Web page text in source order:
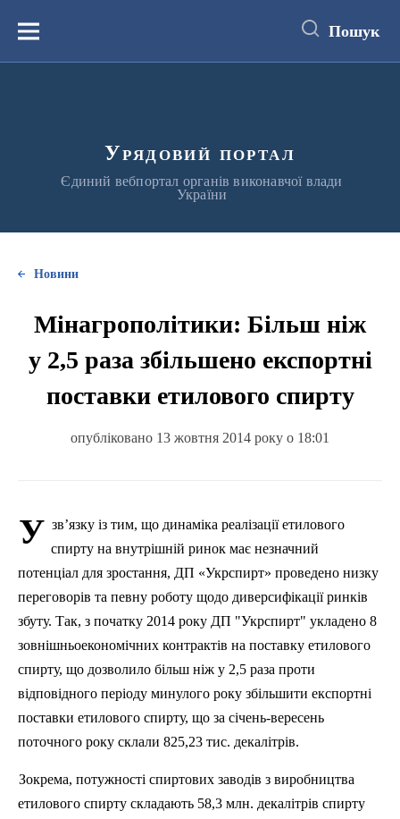
вмістуМеню Пошук
Урядовий портал
Єдиний вебпортал органів виконавчої влади
України
Новини
Мінагрополітики: Більш ніж
у 2,5 раза збільшено експортні
поставки етилового спирту
опубліковано 13 жовтня 2014 року о 18:01
У зв’язку із тим, що динаміка реалізації етилового
спирту на внутрішній ринок має незначний
потенціал для зростання, ДП «Укрспирт» проведено низку
переговорів та певну роботу щодо диверсифікації ринків
збуту. Так, з початку 2014 року ДП "Укрспирт" укладено 8
зовнішньоекономічних контрактів на поставку етилового
спирту, що дозволило більш ніж у 2,5 раза проти
відповідного періоду минулого року збільшити експортні
поставки етилового спирту, що за січень-вересень
поточного року склали 825,23 тис. декалітрів.
Зокрема, потужності спиртових заводів з виробництва
етилового спирту складають 58,3 млн. декалітрів спирту